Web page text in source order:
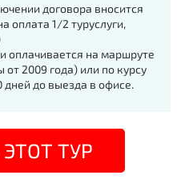
договора вносится
оплата 1/2 туруслуги,
оплачивается на маршруте
2009 года) или по курсу
дней до выезда в офисе.
ТУР